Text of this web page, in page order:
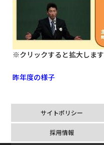
※クリックすると拡大します
昨年度の様子
サイトポリシー
採用情報